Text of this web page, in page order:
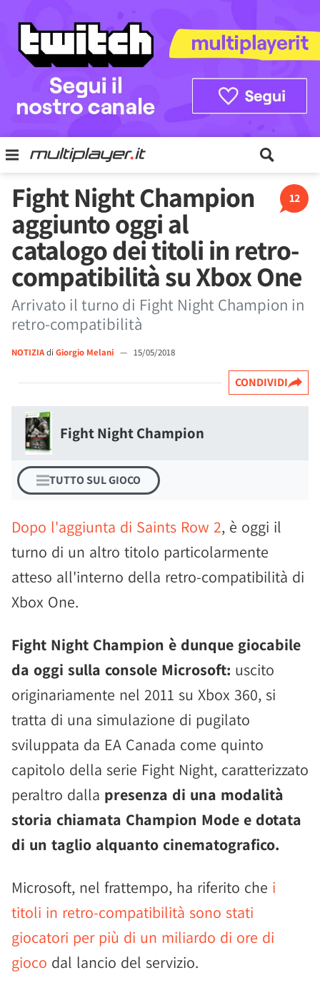
12
Fight Night Champion
aggiunto oggi al
catalogo dei titoli in retro-
compatibilità su Xbox One
Arrivato il turno di Fight Night Champion in
retro-compatibilità
NOTIZIAdi Giorgio Melani — 15/05/2018
CONDIVIDI
Fight Night Champion
TUTTO SUL GIOCO
Dopo l'aggiunta di Saints Row 2, è oggi il
turno di un altro titolo particolarmente
atteso all'interno della retro-compatibilità di
Xbox One.
Fight Night Champion è dunque giocabile
da oggi sulla console Microsoft: uscito
originariamente nel 2011 su Xbox 360, si
tratta di una simulazione di pugilato
sviluppata da EA Canada come quinto
capitolo della serie Fight Night, caratterizzato
peraltro dalla presenza di una modalità
storia chiamata Champion Mode e dotata
di un taglio alquanto cinematografico.
Microsoft, nel frattempo, ha riferito che i
titoli in retro-compatibilità sono stati
giocatori per più di un miliardo di ore di
gioco dal lancio del servizio.